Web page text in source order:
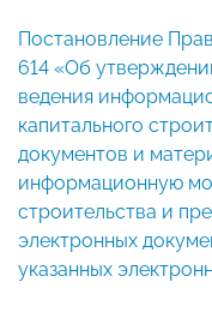
Постановление
614 «Об
ведения
капитального
документов и
информационную
строительства и
электронных
указанных